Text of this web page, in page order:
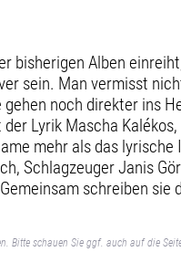
Alben
sein. Man vermisst
noch direkter ins
Lyrik Mascha
mehr als das
Schlagzeuger Janis
schreiben sie
schauen Sie ggf. auch auf die